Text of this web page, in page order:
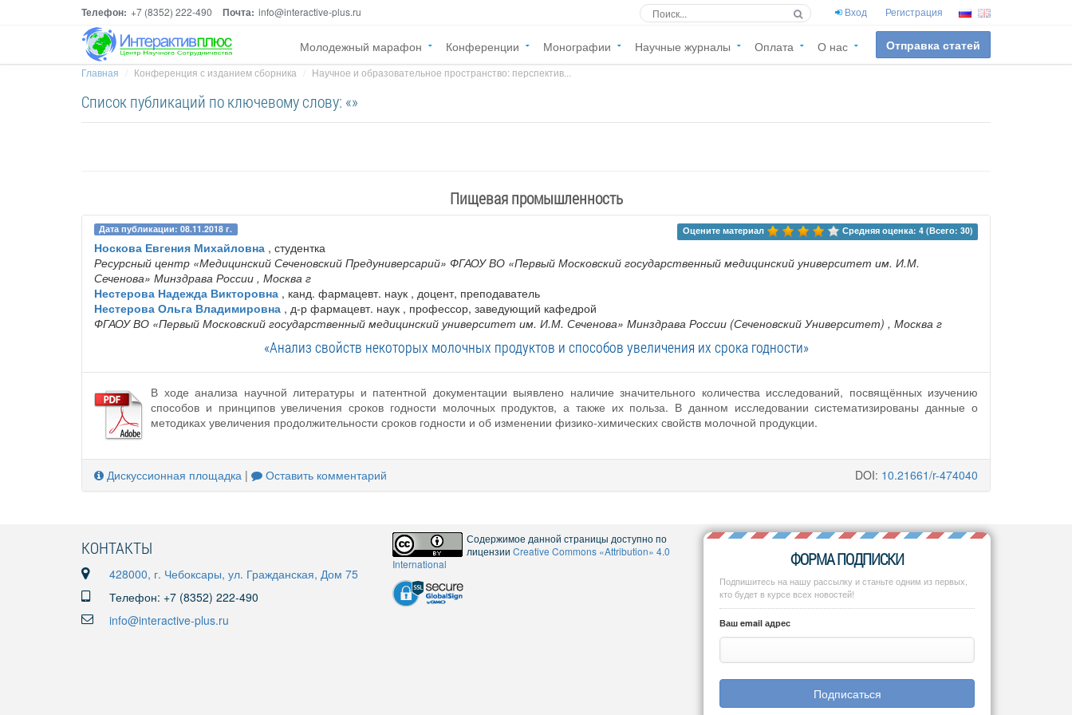
Телефон: +7 (8352) 222-490 Почта: info@interactive-plus.ru Вход Регистрация
Молодежный марафон Конференции Монографии Научные журналы Оплата О нас Отправка статей
Главная Конференция с изданием сборника Научное и образовательное пространство: перспектив...
Список публикаций по ключевому слову: «»
Пищевая промышленность
Дата публикации: 08.11.2018 г. Оцените материал Средняя оценка: 4 (Всего: 30)
Носкова Евгения Михайловна , студентка
Ресурсный центр «Медицинский Сеченовский Предуниверсарий» ФГАОУ ВО «Первый Московский государственный медицинский университет им. И.М.
Сеченова» Минздрава России , Москва г
Нестерова Надежда Викторовна , канд. фармацевт. наук , доцент, преподаватель
Нестерова Ольга Владимировна , д-р фармацевт. наук , профессор, заведующий кафедрой
ФГАОУ ВО «Первый Московский государственный медицинский университет им. И.М. Сеченова» Минздрава России (Сеченовский Университет) , Москва г
«Анализ свойств некоторых молочных продуктов и способов увеличения их срока годности»
В ходе анализа научной литературы и патентной документации выявлено наличие значительного количества исследований, посвящённых изучению
способов и принципов увеличения сроков годности молочных продуктов, а также их польза. В данном исследовании систематизированы данные о
методиках увеличения продолжительности сроков годности и об изменении физико-химических свойств молочной продукции.
Дискуссионная площадка | Оставить комментарий DOI: 10.21661/r-474040
КОНТАКТЫ
428000, г. Чебоксары, ул. Гражданская, Дом 75
Телефон: +7 (8352) 222-490
info@interactive-plus.ru
Содержимое данной страницы доступно по
лицензии Creative Commons «Attribution» 4.0
International
ФОРМА ПОДПИСКИ
Подпишитесь на нашу рассылку и станьте одним из первых,
кто будет в курсе всех новостей!
Ваш email адрес
Подписаться